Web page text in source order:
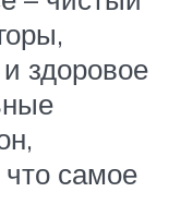
здоровое
что самое